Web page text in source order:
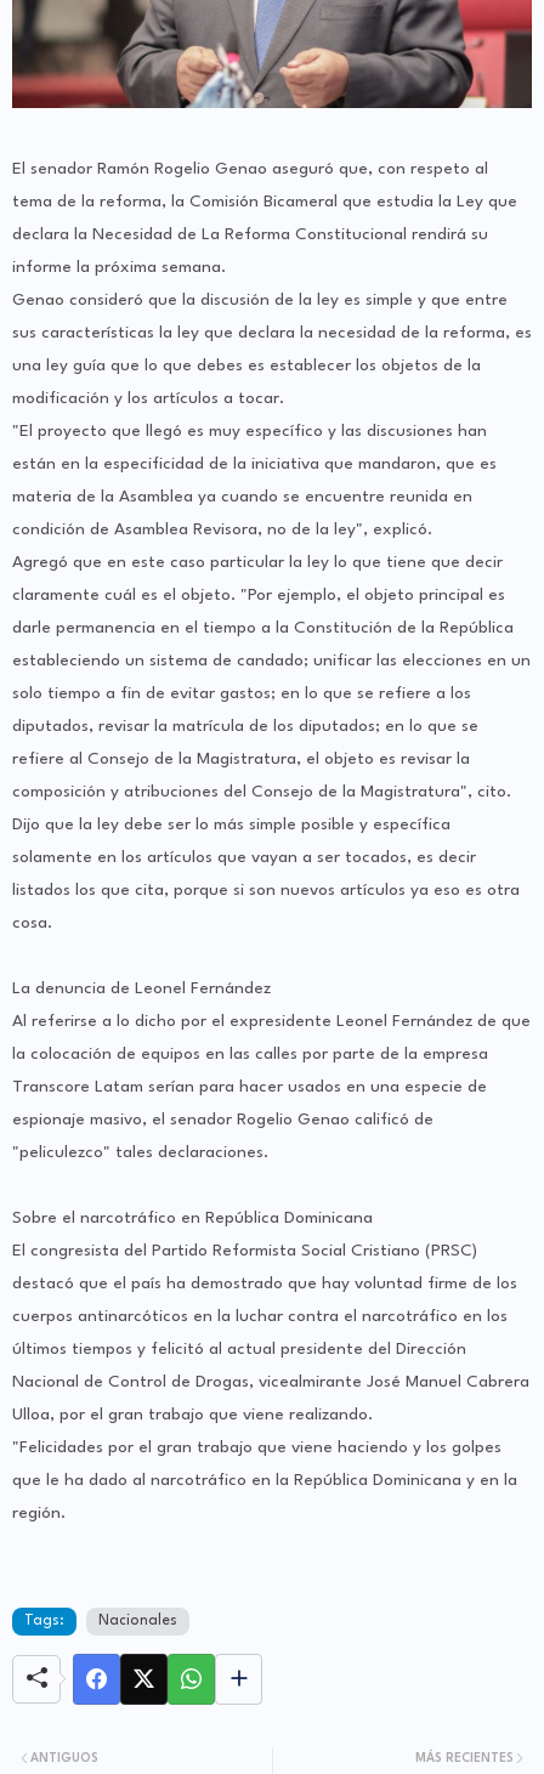
El senador Ramón Rogelio Genao aseguró que, con respeto al
tema de la reforma, la Comisión Bicameral que estudia la Ley que
declara la Necesidad de La Reforma Constitucional rendirá su
informe la próxima semana.
Genao consideró que la discusión de la ley es simple y que entre
sus características la ley que declara la necesidad de la reforma, es
una ley guía que lo que debes es establecer los objetos de la
modificación y los artículos a tocar.
"El proyecto que llegó es muy específico y las discusiones han
están en la especificidad de la iniciativa que mandaron, que es
materia de la Asamblea ya cuando se encuentre reunida en
condición de Asamblea Revisora, no de la ley", explicó.
Agregó que en este caso particular la ley lo que tiene que decir
claramente cuál es el objeto. "Por ejemplo, el objeto principal es
darle permanencia en el tiempo a la Constitución de la República
estableciendo un sistema de candado; unificar las elecciones en un
solo tiempo a fin de evitar gastos; en lo que se refiere a los
diputados, revisar la matrícula de los diputados; en lo que se
refiere al Consejo de la Magistratura, el objeto es revisar la
composición y atribuciones del Consejo de la Magistratura", cito.
Dijo que la ley debe ser lo más simple posible y específica
solamente en los artículos que vayan a ser tocados, es decir
listados los que cita, porque si son nuevos artículos ya eso es otra
cosa.
La denuncia de Leonel Fernández
Al referirse a lo dicho por el expresidente Leonel Fernández de que
la colocación de equipos en las calles por parte de la empresa
Transcore Latam serían para hacer usados en una especie de
espionaje masivo, el senador Rogelio Genao calificó de
"peliculezco" tales declaraciones.
Sobre el narcotráfico en República Dominicana
El congresista del Partido Reformista Social Cristiano (PRSC)
destacó que el país ha demostrado que hay voluntad firme de los
cuerpos antinarcóticos en la luchar contra el narcotráfico en los
últimos tiempos y felicitó al actual presidente del Dirección
Nacional de Control de Drogas, vicealmirante José Manuel Cabrera
Ulloa, por el gran trabajo que viene realizando.
"Felicidades por el gran trabajo que viene haciendo y los golpes
que le ha dado al narcotráfico en la República Dominicana y en la
región.
Tags: Nacionales
MÁS RECIENTES
ANTIGUOS